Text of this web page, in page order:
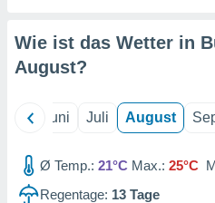
zur
von
zur
Wie ist das Wetter in
August?
Juni Juli August
Ø Temp.: 21°C Max.: 25°C
Regentage: 13 Tage